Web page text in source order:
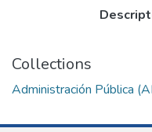
Collections
Administración Pública